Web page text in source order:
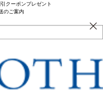
クーポンプレゼント
のご案内